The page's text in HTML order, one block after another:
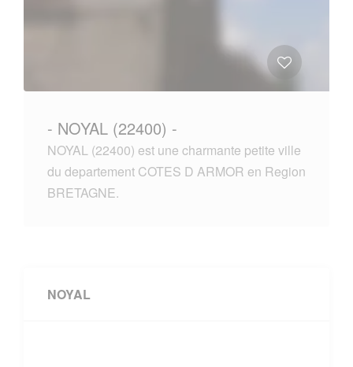
- NOYAL (22400) -
NOYAL (22400) est une charmante petite ville
du departement COTES D ARMOR en Region
BRETAGNE.
NOYAL